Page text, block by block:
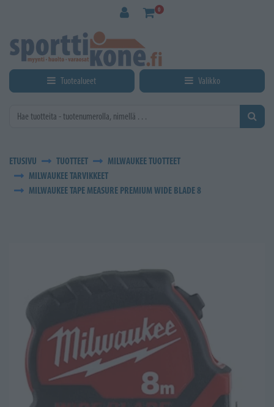
0
Tuotealueet Valikko
ETUSIVU TUOTTEET
MILWAUKEE TUOTTEET
MILWAUKEE TARVIKKEET
MILWAUKEE TAPE MEASURE PREMIUM WIDE BLADE 8